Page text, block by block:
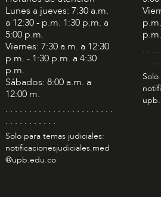
Lunes a jueves: 7:30 a.m.
a 12:30 - p.m. 1:30 p.m. a
5:00 p.m.
Viernes: 7:30 a.m. a 12:30
p.m. - 1:30 p.m. a 4:30
p.m.
Sábados: 8:00 a.m. a
12:00 m.
. . . . . . . . . . . . . . . . . . . . . . .
. . . . . . . . . . .
Solo para temas judiciales:
notificacionesjudiciales.med
@upb.edu.co
p.m.
. . .
. . .